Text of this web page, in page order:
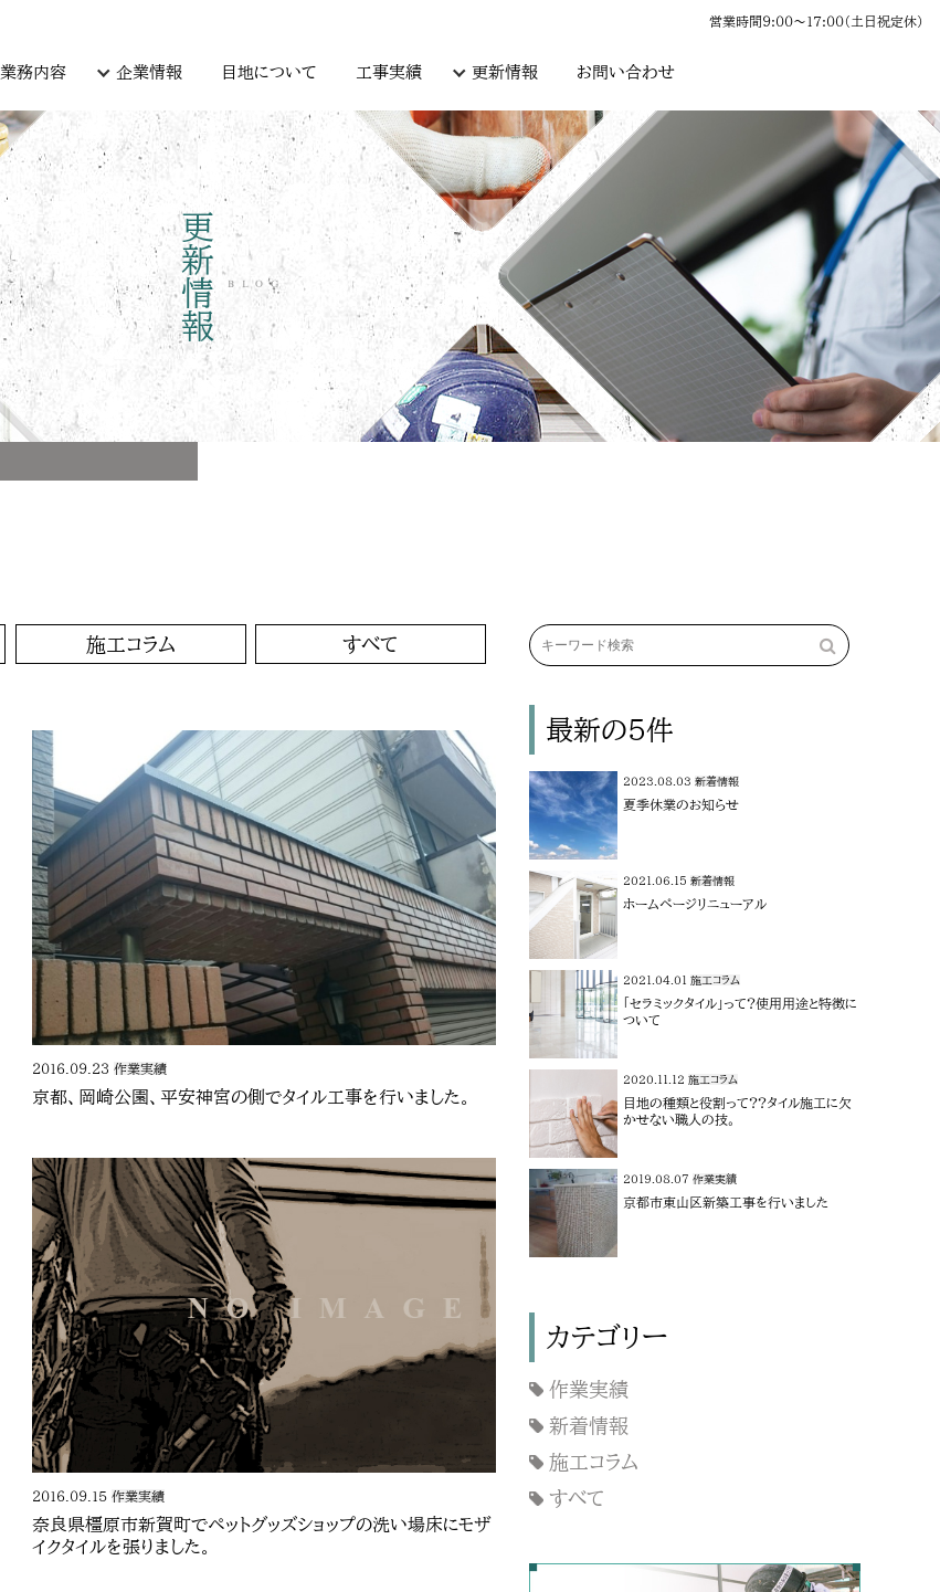
業務内容 企業情報 目地について 工事実績 更新情報 お問い合わせ
営業時間9:00〜17:00（土日祝定休）
更新情報 BLOG
施工コラム すべて
2016.09.23 作業実績
京都、岡崎公園、平安神宮の側でタイル工事を行いました。
2016.09.15 作業実績
奈良県橿原市新賀町でペットグッズショップの洗い場床にモザ
イクタイルを張りました。
最新の5件
2023.08.03 新着情報
夏季休業のお知らせ
2021.06.15 新着情報
ホームページリニューアル
2021.04.01 施工コラム
「セラミックタイル」って?使用用途と特徴に
ついて
2020.11.12 施工コラム
目地の種類と役割って??タイル施工に欠
かせない職人の技。
2019.08.07 作業実績
京都市東山区新築工事を行いました
カテゴリー
作業実績
新着情報
施工コラム
すべて